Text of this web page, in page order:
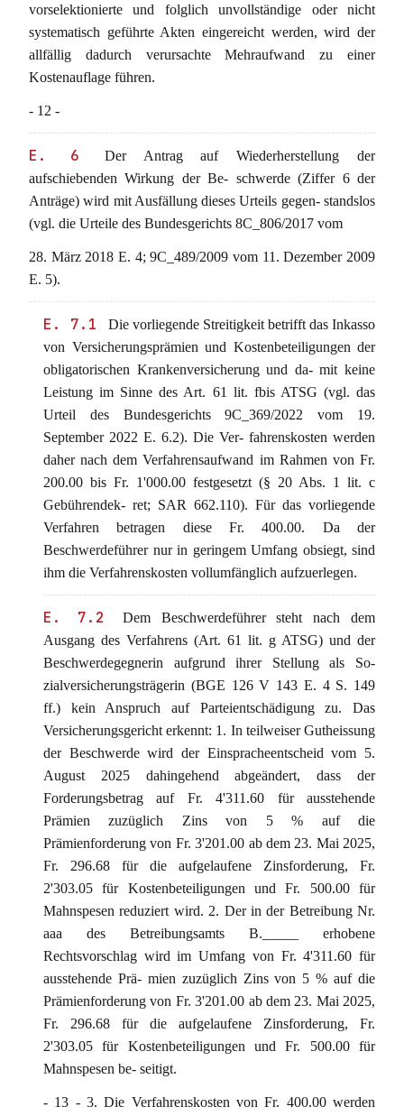
vorselektionierte und folglich unvollständige oder nicht
systematisch geführte Akten eingereicht werden, wird der
allfällig dadurch verursachte Mehraufwand zu einer
Kostenauflage führen.
- 12 -
E. 6
Der Antrag auf Wiederherstellung der
aufschiebenden Wirkung der Be- schwerde (Ziffer 6 der
Anträge) wird mit Ausfällung dieses Urteils gegen- standslos
(vgl. die Urteile des Bundesgerichts 8C_806/2017 vom
28. März 2018 E. 4; 9C_489/2009 vom 11. Dezember 2009
E. 5).
E. 7.1
Die vorliegende Streitigkeit betrifft das Inkasso
von Versicherungsprämien und Kostenbeteiligungen der
obligatorischen Krankenversicherung und da- mit keine
Leistung im Sinne des Art. 61 lit. fbis ATSG (vgl. das
Urteil des Bundesgerichts 9C_369/2022 vom 19.
September 2022 E. 6.2). Die Ver- fahrenskosten werden
daher nach dem Verfahrensaufwand im Rahmen von Fr.
200.00 bis Fr. 1'000.00 festgesetzt (§ 20 Abs. 1 lit. c
Gebührendek- ret; SAR 662.110). Für das vorliegende
Verfahren betragen diese Fr. 400.00. Da der
Beschwerdeführer nur in geringem Umfang obsiegt, sind
ihm die Verfahrenskosten vollumfänglich aufzuerlegen.
E. 7.2
Dem Beschwerdeführer steht nach dem
Ausgang des Verfahrens (Art. 61 lit. g ATSG) und der
Beschwerdegegnerin aufgrund ihrer Stellung als So-
zialversicherungsträgerin (BGE 126 V 143 E. 4 S. 149
ff.) kein Anspruch auf Parteientschädigung zu. Das
Versicherungsgericht erkennt: 1. In teilweiser Gutheissung
der Beschwerde wird der Einspracheentscheid vom 5.
August 2025 dahingehend abgeändert, dass der
Forderungsbetrag auf Fr. 4'311.60 für ausstehende
Prämien zuzüglich Zins von 5 % auf die
Prämienforderung von Fr. 3'201.00 ab dem 23. Mai 2025,
Fr. 296.68 für die aufgelaufene Zinsforderung, Fr.
2'303.05 für Kostenbeteiligungen und Fr. 500.00 für
Mahnspesen reduziert wird. 2. Der in der Betreibung Nr.
aaa des Betreibungsamts B._____ erhobene
Rechtsvorschlag wird im Umfang von Fr. 4'311.60 für
ausstehende Prä- mien zuzüglich Zins von 5 % auf die
Prämienforderung von Fr. 3'201.00 ab dem 23. Mai 2025,
Fr. 296.68 für die aufgelaufene Zinsforderung, Fr.
2'303.05 für Kostenbeteiligungen und Fr. 500.00 für
Mahnspesen be- seitigt.
- 13 - 3. Die Verfahrenskosten von Fr. 400.00 werden